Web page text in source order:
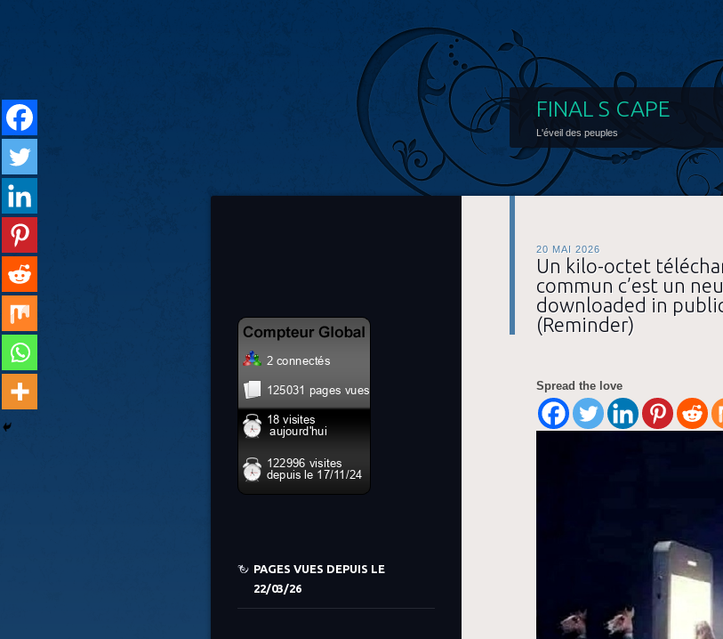
FINAL S CAPE
L'éveil des peuples
20 MAI 2026
Un kilo-octet
commun c’est un
downloaded in
(Reminder)
Spread the love
PAGES VUES DEPUIS LE
22/03/26